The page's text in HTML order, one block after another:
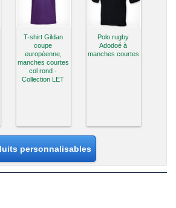
T-shirt Gildan
coupe
européenne,
manches courtes
col rond -
Collection LET
Polo rugby
Adodoé à
manches courtes
personnalisables